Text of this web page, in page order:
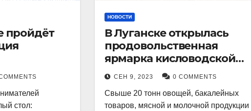
пройдёт
стол:
НОВОСТИ
В Луганске открылась
продовольственная
ярмарка кисловодской
продукции.
СЕН 9, 2023 0 COMMENTS
Свыше 20 тонн овощей, бакалейных
товаров, мясной и молочной продукции